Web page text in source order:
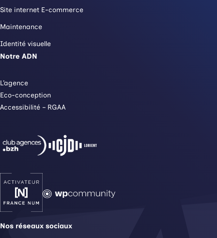
Site internet E-commerce
Maintenance
Identité visuelle
Notre ADN
L’agence
Eco-conception
Accessibilité – RGAA
Nos réseaux sociaux